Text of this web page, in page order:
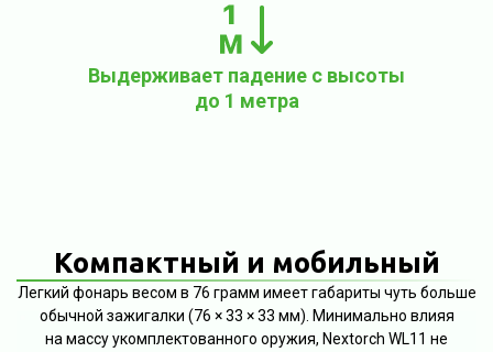
Выдерживает падение с высоты
до 1 метра
Компактный и мобильный
Легкий фонарь весом в 76 грамм имеет габариты чуть больше
обычной зажигалки (76 × 33 × 33 мм). Минимально влияя
на массу укомплектованного оружия, Nextorch WL11 не